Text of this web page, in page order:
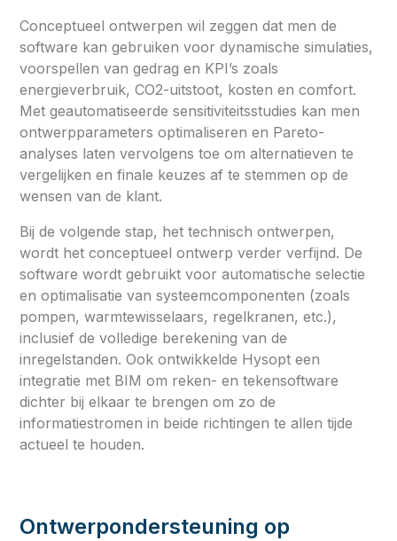
Conceptueel ontwerpen wil zeggen dat men de
software kan gebruiken voor dynamische simulaties,
voorspellen van gedrag en KPI’s zoals
energieverbruik, CO2-uitstoot, kosten en comfort.
Met geautomatiseerde sensitiviteitsstudies kan men
ontwerpparameters optimaliseren en Pareto-
analyses laten vervolgens toe om alternatieven te
vergelijken en finale keuzes af te stemmen op de
wensen van de klant.
Bij de volgende stap, het technisch ontwerpen,
wordt het conceptueel ontwerp verder verfijnd. De
software wordt gebruikt voor automatische selectie
en optimalisatie van systeemcomponenten (zoals
pompen, warmtewisselaars, regelkranen, etc.),
inclusief de volledige berekening van de
inregelstanden. Ook ontwikkelde Hysopt een
integratie met BIM om reken- en tekensoftware
dichter bij elkaar te brengen om zo de
informatiestromen in beide richtingen te allen tijde
actueel te houden.
Ontwerpondersteuning op